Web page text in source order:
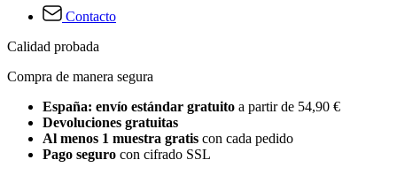
Contacto
Calidad probada
Compra de manera segura
España: envío estándar gratuito a partir de 54,90 €
Devoluciones gratuitas
Al menos 1 muestra gratis con cada pedido
Pago seguro con cifrado SSL